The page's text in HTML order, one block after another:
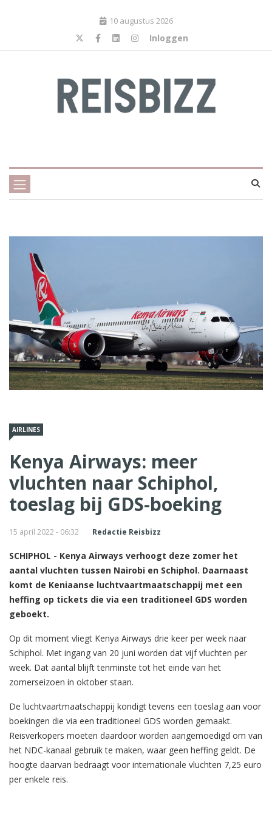
10 augustus 2026
Inloggen
AIRLINES
Kenya Airways: meer
vluchten naar Schiphol,
toeslag bij GDS-boeking
15 april 2022 - 06:32 Redactie Reisbizz
SCHIPHOL - Kenya Airways verhoogt deze zomer het
aantal vluchten tussen Nairobi en Schiphol. Daarnaast
komt de Keniaanse luchtvaartmaatschappij met een
heffing op tickets die via een traditioneel GDS worden
geboekt.
Op dit moment vliegt Kenya Airways drie keer per week naar
Schiphol. Met ingang van 20 juni worden dat vijf vluchten per
week. Dat aantal blijft tenminste tot het einde van het
zomerseizoen in oktober staan.
De luchtvaartmaatschappij kondigt tevens een toeslag aan voor
boekingen die via een traditioneel GDS worden gemaakt.
Reisverkopers moeten daardoor worden aangemoedigd om van
het NDC-kanaal gebruik te maken, waar geen heffing geldt. De
hoogte daarvan bedraagt voor internationale vluchten 7,25 euro
per enkele reis.